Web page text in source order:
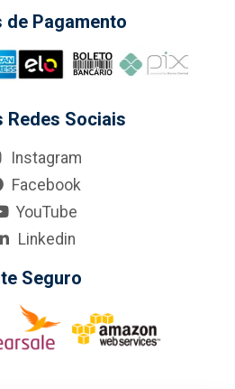
de Pagamento
Redes Sociais
Instagram
Facebook
YouTube
Linkedin
Seguro